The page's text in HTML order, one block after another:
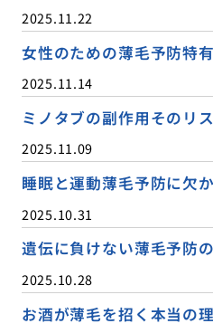
2025.11.22
女性のための薄毛予防特
2025.11.14
ミノタブの副作用そのリ
2025.11.09
睡眠と運動薄毛予防に欠
2025.10.31
遺伝に負けない薄毛予防
2025.10.28
お酒が薄毛を招く本当の